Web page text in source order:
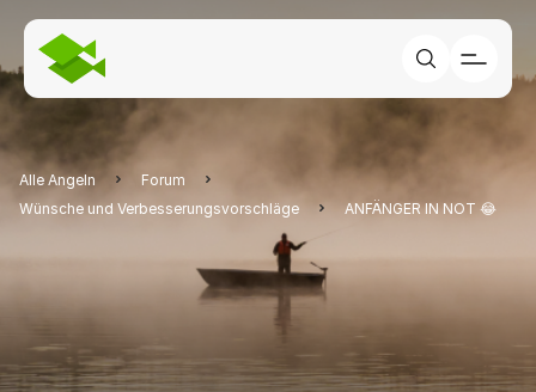
Alle Angeln
Forum
Wünsche und Verbesserungsvorschläge
ANFÄNGER IN NOT 😂